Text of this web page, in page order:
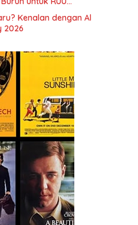
Kenalan dengan Al
2026